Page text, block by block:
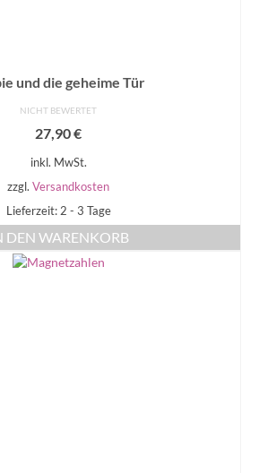
und die geheime Tür
NICHT BEWERTET
27,90€
inkl. MwSt.
zzgl. Versandkosten
Lieferzeit: 2 - 3 Tage
DEN WARENKORB